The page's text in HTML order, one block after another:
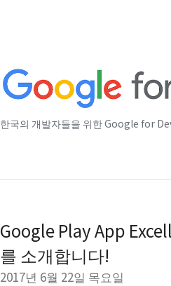
한국의 개발자들을 위한 Google for
Google Play App
를 소개합니다!
2017년 6월 22일 목요일